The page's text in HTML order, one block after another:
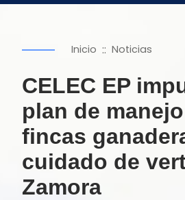
Inicio :: Noticias
CELEC EP
plan de
fincas
cuidado de
Zamora